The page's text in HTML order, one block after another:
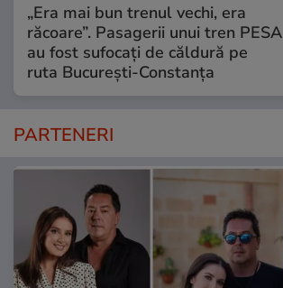
„Era mai bun trenul vechi, era
răcoare”. Pasagerii unui tren PESA
au fost sufocați de căldură pe
ruta București-Constanța
PARTENERI